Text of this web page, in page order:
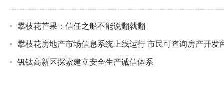
攀枝花芒果：信任之船不能说翻就翻
攀枝花房地产市场信息系统上线运行 市民可查询房产开发
钒钛高新区探索建立安全生产诚信体系